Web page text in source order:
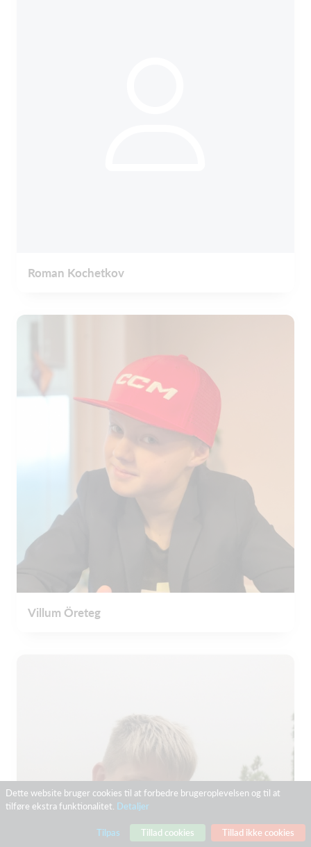
Roman Kochetkov
Villum Öreteg
Dette website bruger cookies til at forbedre brugeroplevelsen og til at
tilføre ekstra funktionalitet. Detaljer
Tillad ikke cookies
Tillad cookies
Tilpas